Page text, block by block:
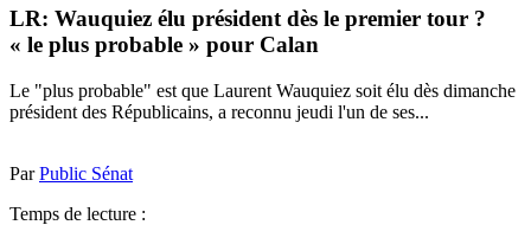
LR: Wauquiez élu président dès le premier tour ?
« le plus probable » pour Calan
Le "plus probable" est que Laurent Wauquiez soit élu dès dimanche
président des Républicains, a reconnu jeudi l'un de ses...
ParPublic Sénat
Temps de lecture :